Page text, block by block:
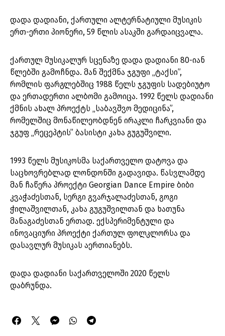
დადა დადიანი, ქართული ალტერნატიული მუსიკის
ერთ-ერთი პიონერი, 59 წლის ასაკში გარდაიცვალა.
ქართულ მუსიკალურ სცენაზე დადა დადიანი 80-იან
წლებში გამოჩნდა. მან შექმნა ჯგუფი „ტაქსი”,
რომლის ფარგლებშიც 1988 წელს ჯგუფის სადებიუტო
და ერთადერთი ალბომი გამოიცა. 1992 წელს დადიანი
ქმნის ახალ პროექტს „საბავშვო მედიცინა”,
რომელშიც მონაწილეობდნენ ირაკლი ჩარკვიანი და
ჯგუფ „რეცეპტის” ბასისტი კახა გუგუშვილი.
1993 წელს მუსიკოსმა საქართველო დატოვა და
საცხოვრებლად ლონდონში გადავიდა. წასვლამდე
მან ჩაწერა პროექტი Georgian Dance Empire ბიბი
კვაჭაძესთან, სერგი გვარჯალაძესთან, გოგი
ჭილაშვილთან, კახა გუგუშვილთან და ხათუნა
მანაგაძესთან ერთად. ექსპერიმენტული და
ინოვაციური პროექტი ქართულ ფოლკლორსა და
დასავლურ მუსიკას აერთიანებს.
დადა დადიანი საქართველოში 2020 წელს
დაბრუნდა.